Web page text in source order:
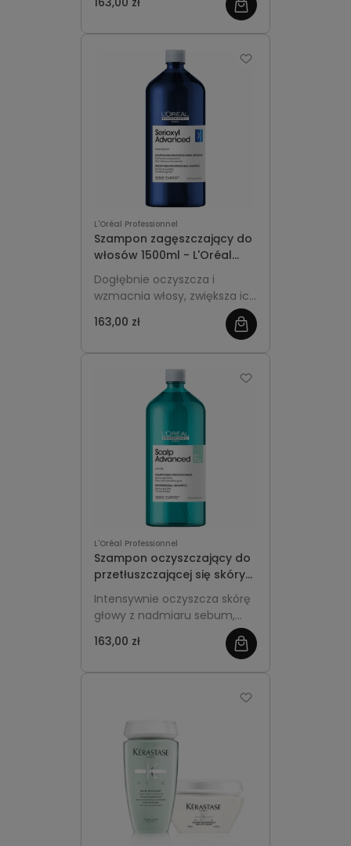
świeżość. Profesjonalna, duża
L'Oréal Professionnel
Szampon zagęszczający do
włosów 1500ml - L'Oréal
Professionnel Serioxyl
Advanced
Dogłębnie oczyszcza i
wzmacnia włosy, zwiększa ich
gęstości. Profesjonalna, duża
163,00 zł
L'Oréal Professionnel
Szampon oczyszczający do
przetłuszczającej się skóry
głowy 1500ml - L'Oréal
Professionnel Scalp
Advanced Anti-Oiliness
Intensywnie oczyszcza skórę
głowy z nadmiaru sebum,
świeżość włosów i równowagę
163,00 zł